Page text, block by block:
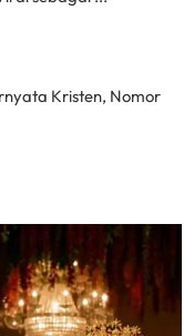
Kristen, Nomor